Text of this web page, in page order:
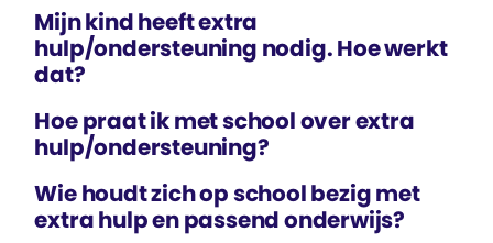
Mijn kind heeft extra
hulp/ondersteuning nodig. Hoe werkt
dat?
Hoe praat ik met school over extra
hulp/ondersteuning?
Wie houdt zich op school bezig met
extra hulp en passend onderwijs?